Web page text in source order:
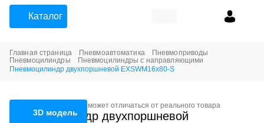
Каталог
Главная страница Пневмоавтоматика
Пневмоприводы
Пневмоцилиндры
Пневмоцилиндры с направляющими
Пневмоцилиндр двухпоршневой EXSWM16x80-S
3D модель
Фотография может отличаться от реального товара
Пневмоцилиндр двухпоршневой